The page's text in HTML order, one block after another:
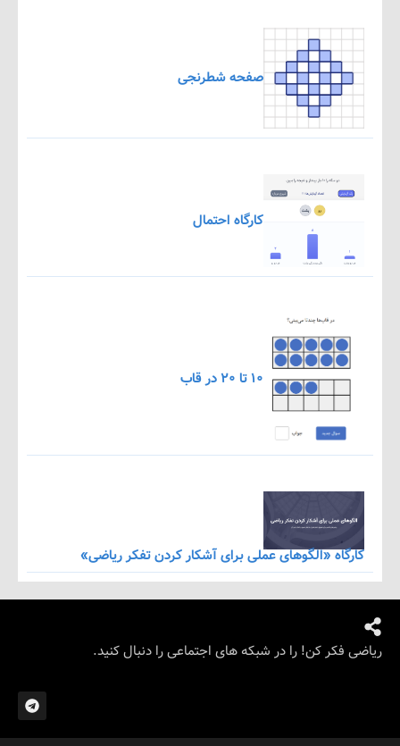
صفحه شطرنجی
کارگاه احتمال
۱۰ تا ۲۰ در قاب
«الگوهای عملی برای آشکار کردن تفکر ریاضی»
کن! را در شبکه های اجتماعی را دنبال کنید.